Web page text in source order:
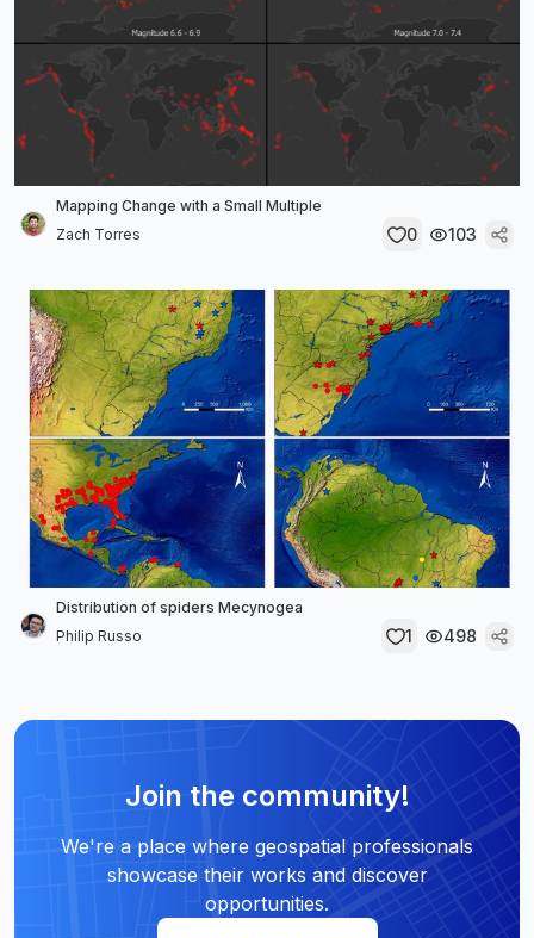
Mapping Change with a Small Multiple
Zach Torres
0 103
Distribution of spiders Mecynogea
Philip Russo
1 498
Join the community!
We're a place where geospatial professionals
showcase their works and discover
opportunities.